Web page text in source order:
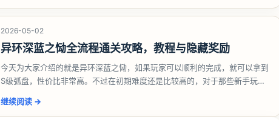
2026-05-02
异环深蓝之恸全流程通关攻略，教程与隐藏奖励
今天为大家介绍的就是异环深蓝之恸，如果玩家可以顺利的完成，就可以拿到
S级弧盘，性价比非常高。不过在初期难度还是比较高的，对于那些新手玩家
继续阅读 →